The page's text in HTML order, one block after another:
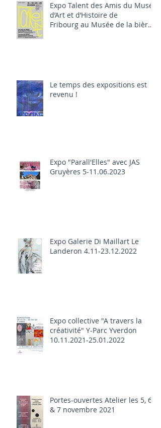
Expo Talent des Amis du Musée
d’Art et d’Histoire de
Fribourg au Musée de la bière
Le temps des expositions est
revenu !
Expo "Parall'Elles" avec JAS
Gruyères 5-11.06.2023
Expo Galerie Di Maillart Le
Landeron 4.11-23.12.2022
Expo collective "A travers la
créativité" Y-Parc Yverdon
10.11.2021-25.01.2022
Portes-ouvertes Atelier les 5, 6
& 7 novembre 2021